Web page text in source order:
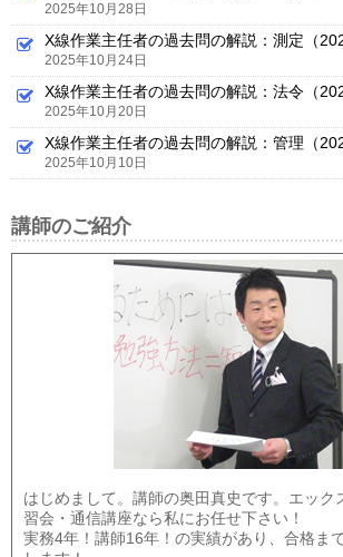
2025年10月28日
X線作業主任者の過去問の解説：測定（
2025年10月24日
X線作業主任者の過去問の解説：法令（
2025年10月20日
X線作業主任者の過去問の解説：管理（
2025年10月10日
講師のご紹介
はじめまして。講師の奥田真史です。エック
習会・通信講座なら私にお任せ下さい！
実務4年！講師16年！の実績があり、合格ま